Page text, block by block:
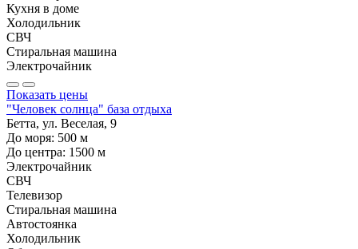
Кухня в доме
Холодильник
СВЧ
Стиральная машина
Электрочайник
Показать цены
"Человек солнца" база отдыха
Бетта, ул. Веселая, 9
До моря: 500 м
До центра: 1500 м
Электрочайник
СВЧ
Телевизор
Стиральная машина
Автостоянка
Холодильник